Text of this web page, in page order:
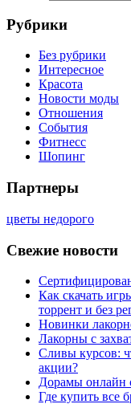
Рубрики
Без рубрики
Интересное
Красота
Новости моды
Отношения
События
Фитнесс
Шопинг
Партнеры
цветы недорого
Свежие новости
Как скачать
торрент и без
Новинки
Лакорны с
Сливы курсов:
акции?
Дорамы онлайн
Где купить все